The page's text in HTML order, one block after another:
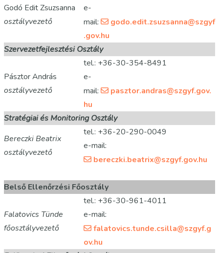
Godó Edit Zsuzsanna
osztályvezető
e-
mail:
godo.edit.zsuzsanna@szgyf
.gov.hu
Szervezetfejlesztési Osztály
Pásztor András
osztályvezető
tel.: +36-30-354-8491
e-
mail:
pasztor.andras@szgyf.gov.
hu
Stratégiai és Monitoring Osztály
Bereczki Beatrix
osztályvezető
tel.: +36-20-290-0049
e-mail:
bereczki.beatrix@szgyf.gov.hu
Belső Ellenőrzési Főosztály
Falatovics Tünde
főosztályvezető
tel.: +36-30-961-4011
e-mail:
falatovics.tunde.csilla@szgyf.g
ov.hu